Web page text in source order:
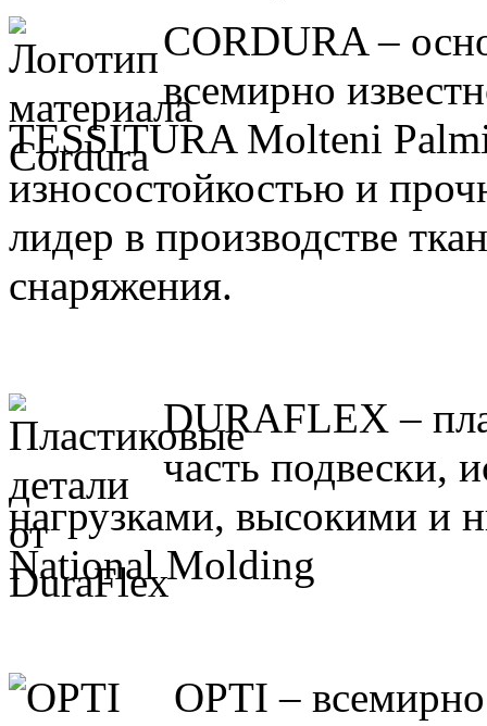
CORDURA –
всемирно
TESSITURA Molteni
износостойкостью и
лидер в производстве
снаряжения.
DURAFLEX –
часть подвески,
нагрузками, высокими и
National Molding
OPTI –